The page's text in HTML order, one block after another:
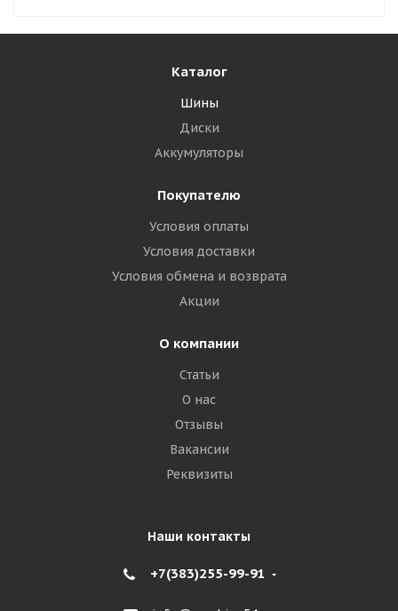
Каталог
Шины
Диски
Аккумуляторы
Покупателю
Условия оплаты
Условия доставки
Условия обмена и возврата
Акции
О компании
Статьи
О нас
Отзывы
Вакансии
Реквизиты
Наши контакты
+7(383)255-99-91